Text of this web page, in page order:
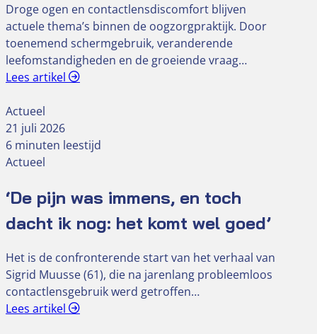
Droge ogen en contactlensdiscomfort blijven
actuele thema’s binnen de oogzorgpraktijk. Door
toenemend schermgebruik, veranderende
leefomstandigheden en de groeiende vraag…
Lees artikel
Actueel
21 juli 2026
6 minuten leestijd
Actueel
‘De pijn was immens, en toch
dacht ik nog: het komt wel goed’
Het is de confronterende start van het verhaal van
Sigrid Muusse (61), die na jarenlang probleemloos
contactlensgebruik werd getroffen…
Lees artikel